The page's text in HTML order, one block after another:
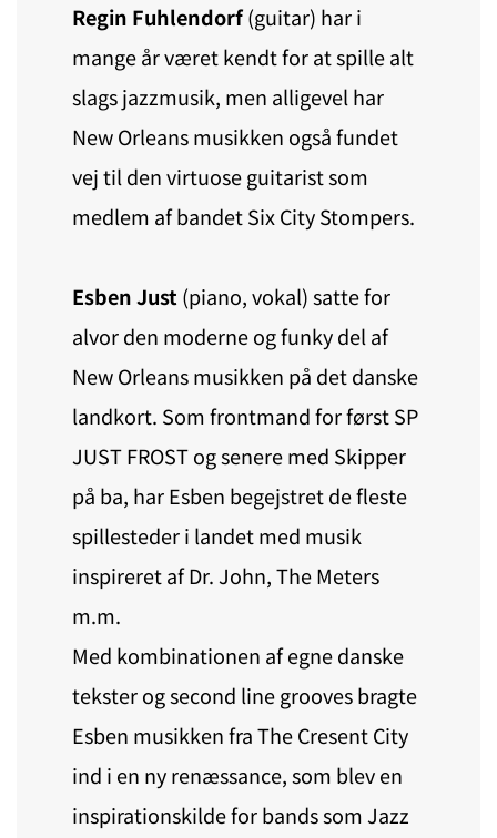
Regin Fuhlendorf(guitar) har i
mange år været kendt for at spille alt
slags jazzmusik, men alligevel har
New Orleans musikken også fundet
vej til den virtuose guitarist som
medlem af bandet Six City Stompers.
Esben Just (piano, vokal) satte for
alvor den moderne og funky del af
New Orleans musikken på det danske
landkort. Som frontmand for først SP
JUST FROST og senere med Skipper
på ba, har Esben begejstret de fleste
spillesteder i landet med musik
inspireret af Dr. John, The Meters
m.m.
Med kombinationen af egne danske
tekster og second line grooves bragte
Esben musikken fra The Cresent City
ind i en ny renæssance, som blev en
inspirationskilde for bands som Jazz